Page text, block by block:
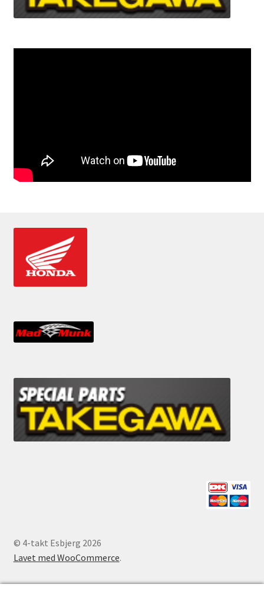
© 4-takt Esbjerg 2026
Lavet med WooCommerce.